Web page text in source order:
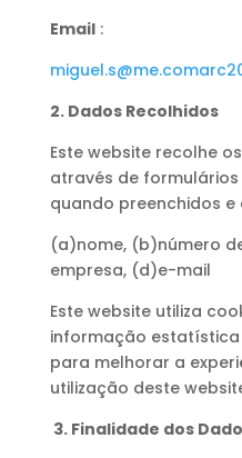
Email:
2. Dados Recolhidos
Este website recolhe
através de
quando preenchidos
(a)nome, (b)número
empresa, (d)e-mail
Este website utiliza
informação
para melhorar a
utilização deste
3. Finalidade dos